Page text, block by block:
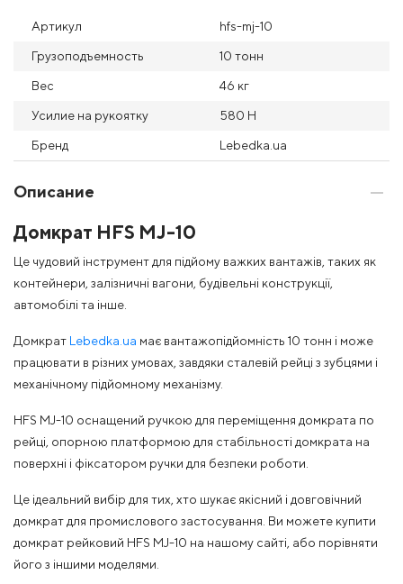
Артикул hfs-mj-10
Грузоподъемность 10 тонн
Вес 46 кг
Усилие на рукоятку 580 Н
Бренд Lebedka.ua
Описание
Домкрат HFS MJ-10
Це чудовий інструмент для підйому важких вантажів, таких як
контейнери, залізничні вагони, будівельні конструкції,
автомобілі та інше.
Домкрат Lebedka.ua має вантажопідйомність 10 тонн і може
працювати в різних умовах, завдяки сталевій рейці з зубцями і
механічному підйомному механізму.
HFS MJ-10 оснащений ручкою для переміщення домкрата по
рейці, опорною платформою для стабільності домкрата на
поверхні і фіксатором ручки для безпеки роботи.
Це ідеальний вибір для тих, хто шукає якісний і довговічний
домкрат для промислового застосування. Ви можете купити
домкрат рейковий HFS MJ-10 на нашому сайті, або порівняти
його з іншими моделями.